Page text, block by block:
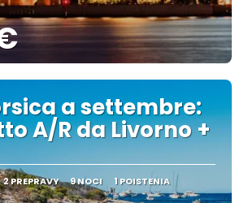
Pozrieť sa
a settembre:
A/R da Livorno +
2 PREPRAVY 9 NOCI 1 POISTENIA